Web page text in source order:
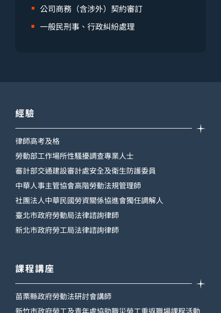
公司商務（含涉外）契約審訂
一般民刑事、行政糾紛處理
經驗
律師高考及格
勞動部工作場所性騷擾調查專業人士
審計部交通建設審計處安全及衛生防護委員
中華人事主管協會高階勞動法規管理師
社團法人中華民國勞資關係協進會獨任調解人
臺北市政府勞動局法律諮詢律師
新北市政府勞工局法律諮詢律師
課程講座
苗栗縣政府勞動法研討會講師
新竹市政府勞工及青年處協助職災勞工重返職場課程活動